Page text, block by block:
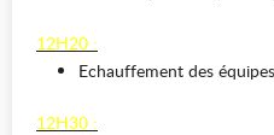
12H20 :
Echauffement des équipes
12H30 :